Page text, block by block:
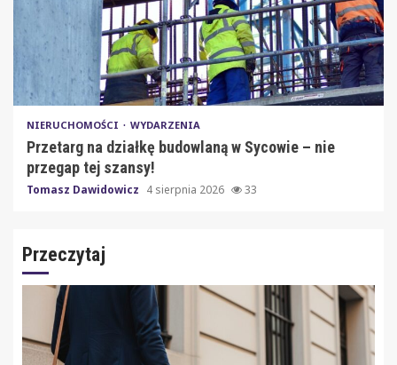
NIERUCHOMOŚCI WYDARZENIA
Przetarg na działkę budowlaną w Sycowie – nie
przegap tej szansy!
Tomasz Dawidowicz 4 sierpnia 2026 33
Przeczytaj